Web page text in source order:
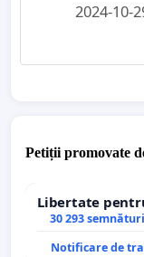
2024-10-
Petiții promovate
Libertate pentru
30 293 semnături
Notificare de